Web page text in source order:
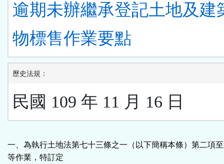
逾期未辦繼承登記土地及建
物標售作業要點
歷史法規：
民國 109 年 11 月 16 日
一、為執行土地法第七十三條之一（以下簡稱本條）第二項
等作業，特訂定